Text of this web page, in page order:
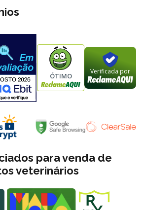
ÓTIMO Verificada por
para venda de
veterinários